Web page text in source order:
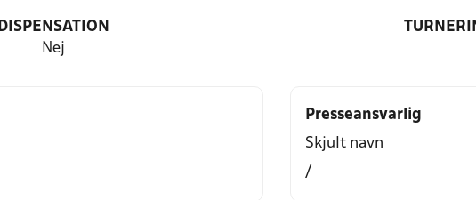
DISPENSATION
Nej
Presseansvarlig
Skjult navn
/